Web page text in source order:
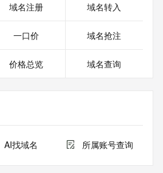
域名注册 域名转入
一口价 域名抢注
价格总览 域名查询
AI找域名 所属账号查询